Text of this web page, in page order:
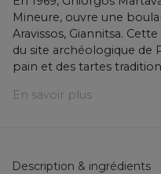
Mineure, ouvre une
Aravissos, Giannitsa.
du site archéologique de
pain et des tartes
En savoir plus
Description & ingrédients